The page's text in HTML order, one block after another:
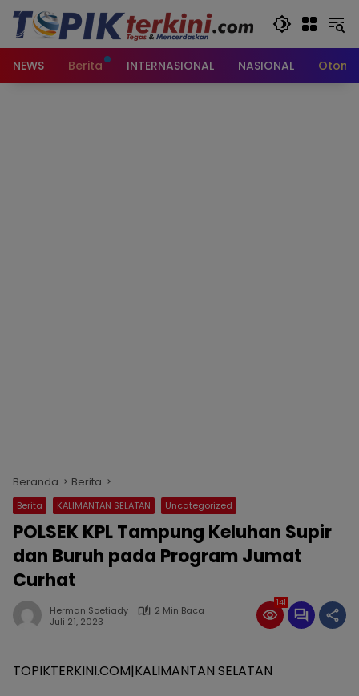
Langsung
konten
NEWS
Berita INTERNASIONAL NASIONAL
Beranda Berita
Berita KALIMANTAN SELATAN Uncategorized
POLSEK KPL Tampung Keluhan Supir
dan Buruh pada Program Jumat
Curhat
Herman Soetiady
2 Min Baca
Juli 21, 2023
141
TOPIKTERKINI.COM|KALIMANTAN SELATAN